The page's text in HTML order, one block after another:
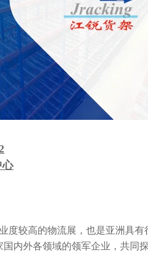
心
度较高的物流展，也是亚洲具有
内外各领域的领军企业，共同